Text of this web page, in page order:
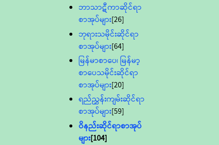
ဘာသာဋီကာဆိုင်ရာ
စာအုပ်များ[26]
ဘုရားသမိုင်းဆိုင်ရာ
စာအုပ်များ[64]
မြန်မာစာပေ၊ မြန်မာ့
စာပေသမိုင်းဆိုင်ရာ
စာအုပ်များ[20]
ရည်ညွှန်းကျမ်းဆိုင်ရာ
စာအုပ်များ[59]
ဝိနည်းဆိုင်ရာစာအုပ်
များ[104]